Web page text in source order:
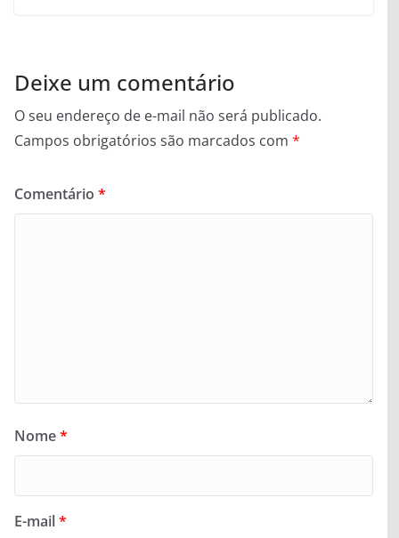
Deixe um comentário
O seu endereço de e-mail não será publicado.
Campos obrigatórios são marcados com *
Comentário *
Nome*
E-mail*